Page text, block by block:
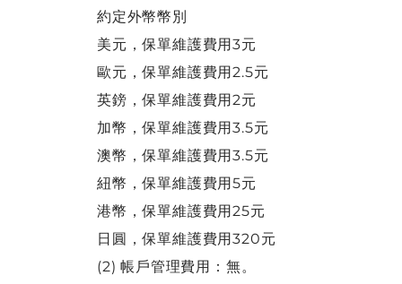
約定外幣幣別
美元，保單維護費用3元
歐元，保單維護費用2.5元
英鎊，保單維護費用2元
加幣，保單維護費用3.5元
澳幣，保單維護費用3.5元
紐幣，保單維護費用5元
港幣，保單維護費用25元
日圓，保單維護費用320元
(2) 帳戶管理費用：無。